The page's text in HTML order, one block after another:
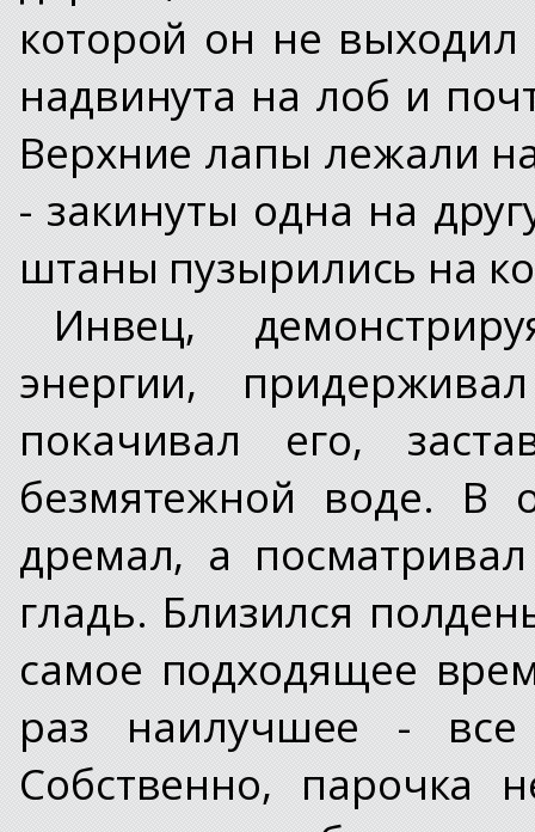
которой он не
надвинута на лоб и
Верхние лапы лежали
- закинуты одна на
штаны пузырились на
Инвец,
энергии,
покачивал его,
безмятежной воде. В
дремал, а
гладь. Близился
самое подходящее
раз наилучшее - все
Собственно,